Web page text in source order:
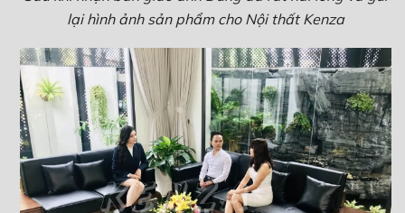
lại hình ảnh sản phẩm cho Nội thất Kenza